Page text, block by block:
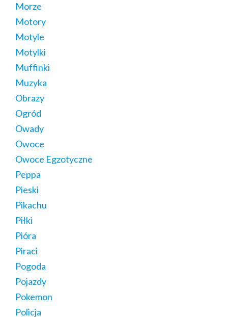
Morze
Motory
Motyle
Motylki
Muffinki
Muzyka
Obrazy
Ogród
Owady
Owoce
Owoce Egzotyczne
Peppa
Pieski
Pikachu
Piłki
Pióra
Piraci
Pogoda
Pojazdy
Pokemon
Policja